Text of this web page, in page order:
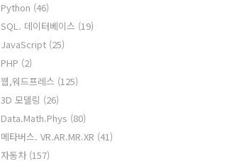
Python (46)
SQL. 데이터베이스 (19)
JavaScript (25)
PHP (2)
웹,워드프레스 (125)
3D 모델링 (26)
Data.Math.Phys (80)
메타버스. VR.AR.MR.XR (41)
자동차 (157)